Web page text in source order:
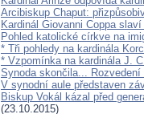
Arcibiskup Chaput:
Kardinál Giovanni Coppa
Pohled katolické církve na
* Tři pohledy na kardinála
* Vzpomínka na kardinála J.
Synoda skončila...
V synodní aule představen
Biskup Vokál kázal před
(23.10.2015)